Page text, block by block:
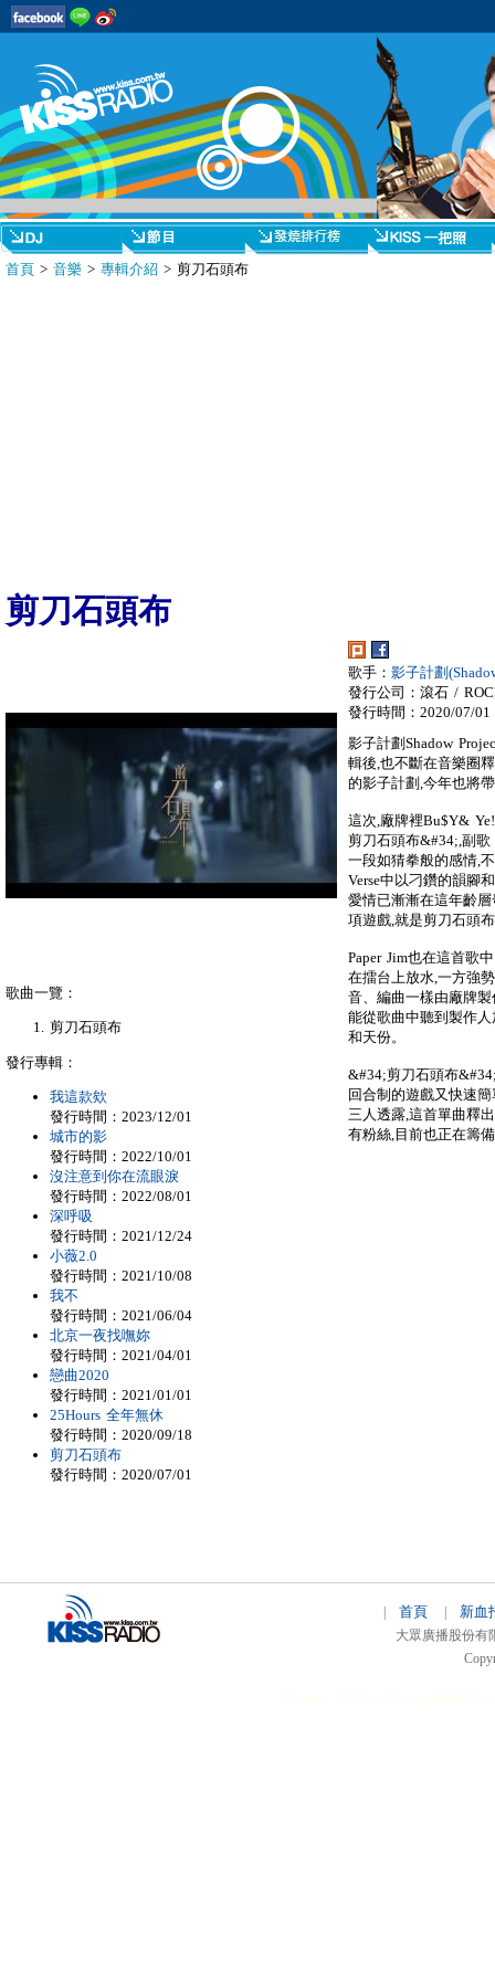
首頁 > 音樂 > 專輯介紹 > 剪刀石頭布
剪刀石頭布
歌手： 影子計劃
發行公司：滾石 /
發行時間：2020/07/01
影子計劃Shadow
輯後,也不斷在音樂圈
的影子計劃,今年也將
這次,廠牌裡Bu$Y&
剪刀石頭布&#34;,副
一段如猜拳般的感情,
Verse中以刁鑽的韻腳
愛情已漸漸在這年齡
項遊戲,就是剪刀石頭
Paper Jim也在這首歌
在擂台上放水,一方強
音、編曲一樣由廠牌
能從歌曲中聽到製作
和天份。
&#34;剪刀石頭布
回合制的遊戲又快速
三人透露,這首單曲釋
有粉絲,目前也正在籌
歌曲一覽：
剪刀石頭布
發行專輯：
我這款欸
發行時間：2023/12/01
城市的影
發行時間：2022/10/01
沒注意到你在流眼淚
發行時間：2022/08/01
深呼吸
發行時間：2021/12/24
小薇2.0
發行時間：2021/10/08
我不
發行時間：2021/06/04
北京一夜找嘸妳
發行時間：2021/04/01
戀曲2020
發行時間：2021/01/01
25Hours 全年無休
發行時間：2020/09/18
剪刀石頭布
發行時間：2020/07/01
首頁 新血
大眾廣播股份有